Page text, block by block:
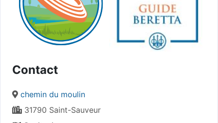
Contact
chemin du moulin
31790 Saint-Sauveur